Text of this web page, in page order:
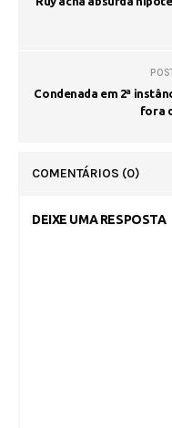
Condenada em 2ª
fora
COMENTÁRIOS (0)
DEIXE UMA RESPOSTA